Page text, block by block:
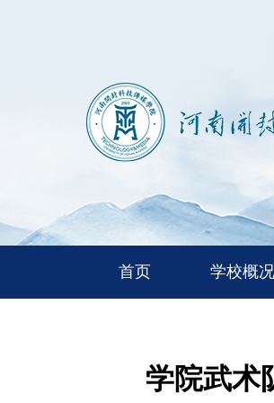
首页 学校概况
学院武术